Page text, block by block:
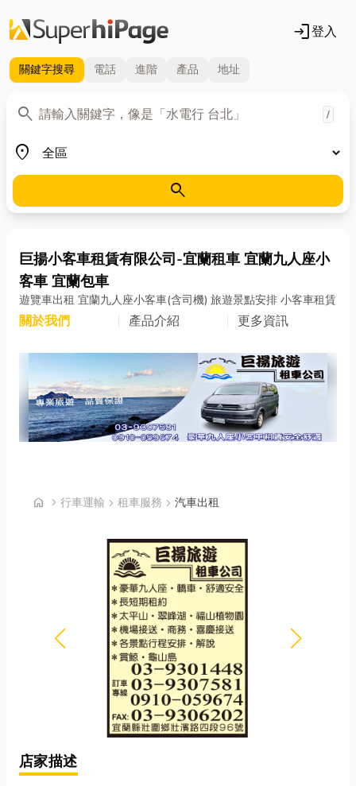
login登入
關鍵字搜尋 電話 進階 產品 地址
search
關鍵字 /
place
地區
search
巨揚小客車租賃有限公司-宜蘭租車 宜蘭九人座小
客車 宜蘭包車
遊覽車出租 宜蘭九人座小客車(含司機) 旅遊景點安排 小客車租賃
關於我們 產品介紹 更多資訊
home chevron_right 首頁
行車運輸 chevron_right 租車服務 chevron_right 汽車出租
店家描述